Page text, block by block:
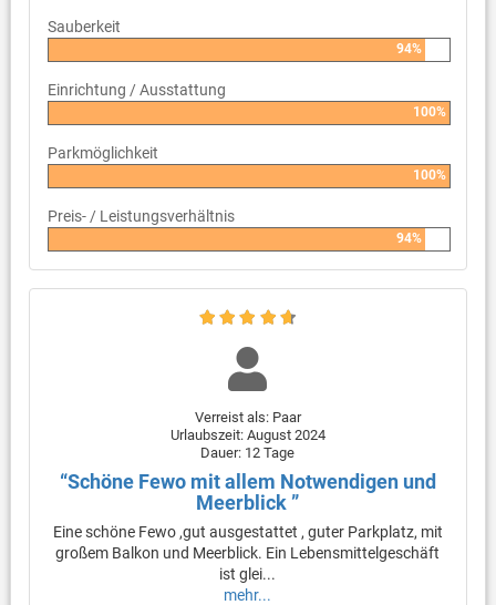
Sauberkeit
94%
Einrichtung / Ausstattung
100%
Parkmöglichkeit
100%
Preis- / Leistungsverhältnis
94%
Verreist als: Paar
Urlaubszeit: August 2024
Dauer: 12 Tage
“Schöne Fewo mit allem Notwendigen und
Meerblick ”
Eine schöne Fewo ,gut ausgestattet , guter Parkplatz, mit
großem Balkon und Meerblick. Ein Lebensmittelgeschäft
ist glei...
mehr...